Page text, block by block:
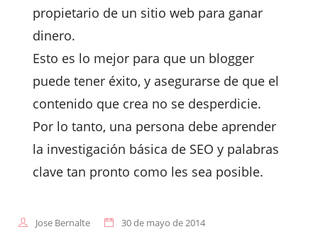
propietario de un sitio web para ganar
dinero.
Esto es lo mejor para que un blogger
puede tener éxito, y asegurarse de que el
contenido que crea no se desperdicie.
Por lo tanto, una persona debe aprender
la investigación básica de SEO y palabras
clave tan pronto como les sea posible.
Jose Bernalte 30 de mayo de 2014